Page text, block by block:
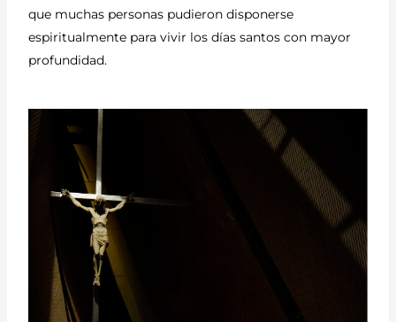
que muchas personas pudieron disponerse
espiritualmente para vivir los días santos con mayor
profundidad.